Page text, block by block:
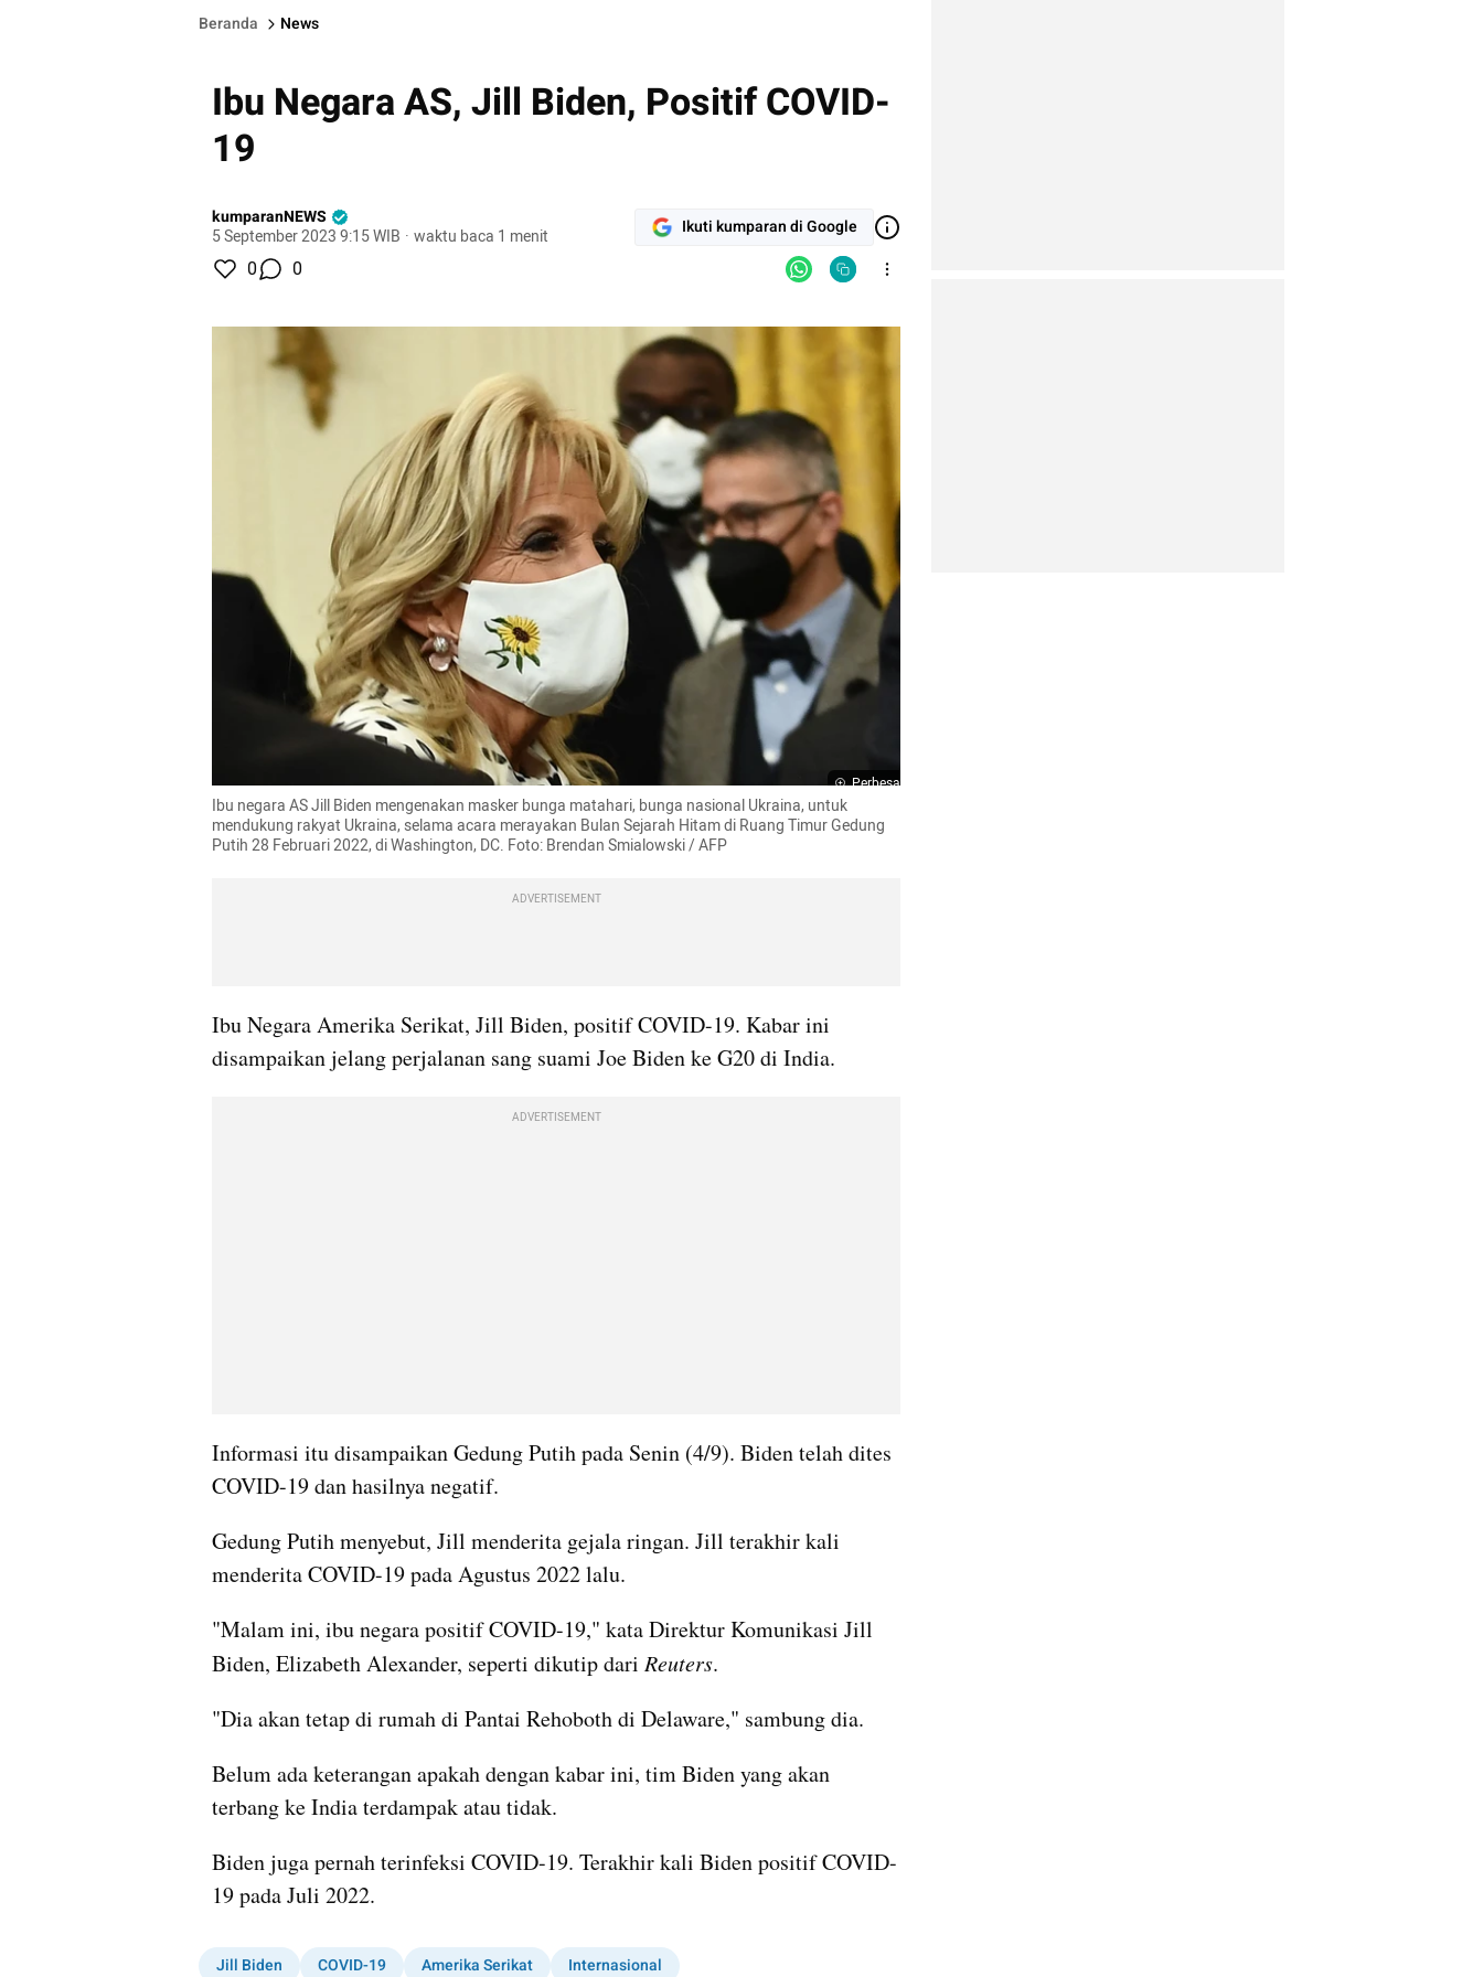
Beranda News
Ibu Negara AS, Jill Biden, Positif COVID-
19
kumparanNEWS
5 September 2023 9:15 WIB · waktu baca 1 menit Ikuti kumparan di Google
0 0
Perbesar
Ibu negara AS Jill Biden mengenakan masker bunga matahari, bunga nasional Ukraina, untuk
mendukung rakyat Ukraina, selama acara merayakan Bulan Sejarah Hitam di Ruang Timur Gedung
Putih 28 Februari 2022, di Washington, DC. Foto: Brendan Smialowski / AFP
ADVERTISEMENT
Ibu Negara Amerika Serikat, Jill Biden, positif COVID-19. Kabar ini
disampaikan jelang perjalanan sang suami Joe Biden ke G20 di India.
ADVERTISEMENT
Informasi itu disampaikan Gedung Putih pada Senin (4/9). Biden telah dites
COVID-19 dan hasilnya negatif.
Gedung Putih menyebut, Jill menderita gejala ringan. Jill terakhir kali
menderita COVID-19 pada Agustus 2022 lalu.
"Malam ini, ibu negara positif COVID-19," kata Direktur Komunikasi Jill
Biden, Elizabeth Alexander, seperti dikutip dari Reuters.
"Dia akan tetap di rumah di Pantai Rehoboth di Delaware," sambung dia.
Belum ada keterangan apakah dengan kabar ini, tim Biden yang akan
terbang ke India terdampak atau tidak.
Biden juga pernah terinfeksi COVID-19. Terakhir kali Biden positif COVID-
19 pada Juli 2022.
Jill Biden COVID-19 Amerika Serikat Internasional